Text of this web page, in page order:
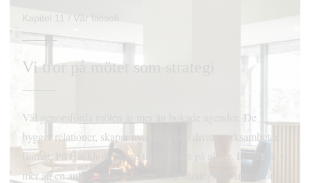
Kapitel 11 / Vår filosofi
Vi tror på mötet som strategi
Väl genomförda möten är mer än bokade agendor. De
bygger relationer, skapar nya idéer och driver verksamheter
framåt. På Hackholmssund tar vi mötet på allvar. Därför är vi
mer än en anläggning. Vi är en affärsstrategisk partner för